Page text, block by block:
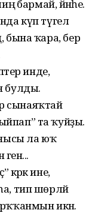
бармай, йәнәһе.
күп түгел
ҡара, бер
инде,
булды.
сынаяҡтай
та ҡуйҙы.
ла юҡ
кәрәк ине,
тип шөрләй
икән.